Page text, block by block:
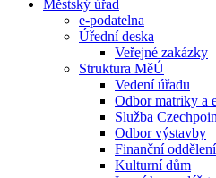
Městský úřad
e-podatelna
Úřední deska
Veřejné zakázky
Struktura MěÚ
Vedení úřadu
Odbor matriky a
Služba
Odbor výstavby
Finanční oddělení
Kulturní dům